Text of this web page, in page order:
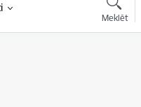
Meklēt